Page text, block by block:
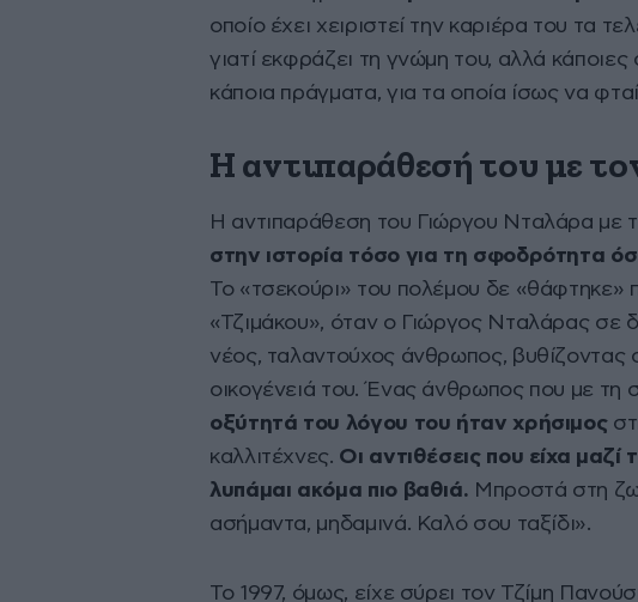
οποίο έχει χειριστεί την καριέρα του τα
γιατί εκφράζει τη γνώμη του, αλλά κάποιες
κάποια πράγματα, για τα οποία ίσως να
Η αντιπαράθεσή του με
Η αντιπαράθεση του Γιώργου Νταλάρα με
στην ιστορία τόσο για τη σφοδρότητα
Το «τσεκούρι» του πολέμου δε «θάφτηκε»
«Τζιμάκου», όταν ο Γιώργος Νταλάρας
νέος, ταλαντούχος άνθρωπος, βυθίζοντας
οικογένειά του. Ένας άνθρωπος που με τη
οξύτητά του λόγου του ήταν χρήσιμος
καλλιτέχνες. Οι αντιθέσεις που είχα
λυπάμαι ακόμα πιο βαθιά. Μπροστά στη
ασήμαντα, μηδαμινά. Καλό σου ταξίδι».
Το 1997, όμως, είχε σύρει τον Τζίμη